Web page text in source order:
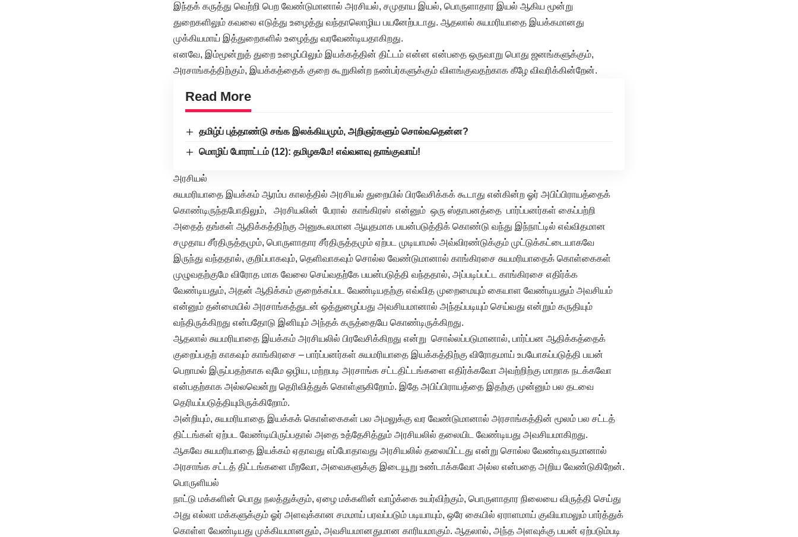
இந்தக் கருத்து வெற்றி பெற வேண்டுமானால் அரசியல், சமுதாய இயல், பொருளாதார இயல் ஆகிய மூன்று
துறைகளிலும் கவலை எடுத்து உழைத்து வந்தாலொழிய பயனேற்படாது. ஆதலால் சுயமரியாதை இயக்கமானது
முக்கியமாய் இத்துறைகளில் உழைத்து வரவேண்டியதாகிறது.
எனவே, இம்மூன்றுத் துறை உழைப்பிலும் இயக்கத்தின் திட்டம் என்ன என்பதை ஒருவாறு பொது ஜனங்களுக்கும்,
அரசாங்கத்திற்கும், இயக்கத்தைக் குறை கூறுகின்ற நண்பர்களுக்கும் விளங்குவதற்காக கீழே விவரிக்கின்றேன்.
Read More
தமிழ்ப் புத்தாண்டு சங்க இலக்கியமும், அறிஞர்களும் சொல்வதென்ன?
மொழிப் போராட்டம் (12): தமிழகமே! எவ்வளவு தாங்குவாய்!
அரசியல்
சுயமரியாதை இயக்கம் ஆரம்ப காலத்தில் அரசியல் துறையில் பிரவேசிக்கக் கூடாது என்கின்ற ஓர் அபிப்பிராயத்தைக்
கொண்டிருந்தபோதிலும், அரசியலின் பேரால் காங்கிரஸ் என்னும் ஒரு ஸ்தாபனத்தை பார்ப்பனர்கள் கைப்பற்றி
அதைத் தங்கள் ஆதிக்கத்திற்கு அனுகூலமான ஆயுதமாக பயன்படுத்திக் கொண்டு வந்து இந்நாட்டில் எவ்விதமான
சமுதாய சீர்திருத்தமும், பொருளாதார சீர்திருத்தமும் ஏற்பட முடியாமல் அவ்விரண்டுக்கும் முட்டுக்கட்டையாகவே
இருந்து வந்ததால், குறிப்பாகவும், தெளிவாகவும் சொல்ல வேண்டுமானால் காங்கிரசை சுயமரியாதைக் கொள்கைகள்
முழுவதற்குமே விரோத மாக வேலை செய்வதற்கே பயன்படுத்தி வந்ததால், அப்படிப்பட்ட காங்கிரசை எதிர்க்க
வேண்டியதும், அதன் ஆதிக்கம் குறைக்கப்பட வேண்டியதற்கு எவ்வித முறைமையும் கையாள வேண்டியதும் அவசியம்
என்னும் தன்மையில் அரசாங்கத்துடன் ஒத்துழைப்பது அவசியமானால் அந்தப்படியும் செய்வது என்றும் கருதியும்
வந்திருக்கிறது என்பதோடு இனியும் அந்தக் கருத்தையே கொண்டிருக்கிறது.
ஆதலால் சுயமரியாதை இயக்கம் அரசியலில் பிரவேசிக்கிறது என்று சொல்லப்படுமானால், பார்ப்பன ஆதிக்கத்தைக்
குறைப்பதற் காகவும் காங்கிரசை – பார்ப்பனர்கள் சுயமரியாதை இயக்கத்திற்கு விரோதமாய் உபயோகப்படுத்தி பயன்
பெறாமல் இருப்பதற்காக வுமே ஒழிய, மற்றபடி அரசாங்க சட்டதிட்டங்களை எதிர்க்கவோ அவற்றிற்கு மாறாக நடக்கவோ
என்பதற்காக அல்லவென்று தெரிவித்துக் கொள்ளுகிறோம். இதே அபிப்பிராயத்தை இதற்கு முன்னும் பல தடவை
தெரியப்படுத்தியுமிருக்கிறோம்.
அன்றியும், சுயமரியாதை இயக்கக் கொள்கைகள் பல அமலுக்கு வர வேண்டுமானால் அரசாங்கத்தின் மூலம் பல சட்டத்
திட்டங்கள் ஏற்பட வேண்டியிருப்பதால் அதை உத்தேசித்தும் அரசியலில் தலையிட வேண்டியது அவசியமாகிறது.
ஆகவே சுயமரியாதை இயக்கம் ஏதாவது எப்போதாவது அரசியலில் தலையிட்டது என்று சொல்ல வேண்டிவருமானால்
அரசாங்க சட்டத் திட்டங்களை மீறவோ, அவைகளுக்கு இடையூறு உண்டாக்கவோ அல்ல என்பதை அறிய வேண்டுகிறேன்.
பொருளியல்
நாட்டு மக்களின் பொது நலத்துக்கும், ஏழை மக்களின் வாழ்க்கை உயர்விற்கும், பொருளாதார நிலையை விருத்தி செய்து
அது எல்லா மக்களுக்கும் ஓர் அளவுக்கான சமமாய் பரவப்படும் படியாயும், ஒரே கையில் ஏராளமாய் குவியாமலும் பார்த்துக்
கொள்ள வேண்டியது முக்கியமானதும், அவசியமானதுமான காரியமாகும். ஆதலால், அந்த அளவுக்கு பயன் ஏற்படும்படி